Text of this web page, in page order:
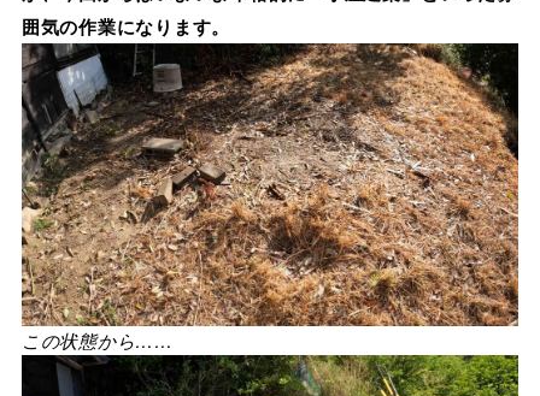
囲気の作業になります。
この状態から……